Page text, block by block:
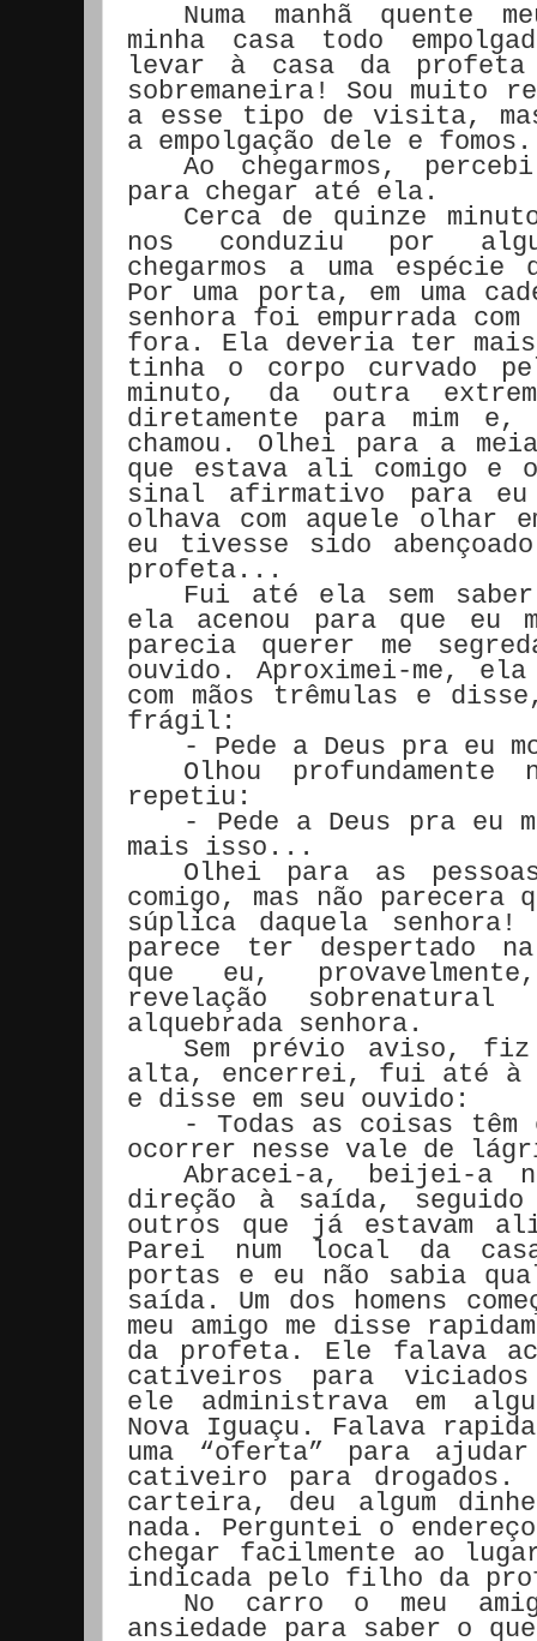
Numa manhã quente
minha casa todo
levar à casa da profeta
sobremaneira! Sou muito
a esse tipo de visita,
a empolgação dele e fomos.
Ao chegarmos,
para chegar até ela.
Cerca de quinze
nos conduziu por
chegarmos a uma
Por uma porta, em uma
senhora foi empurrada
fora. Ela deveria ter
tinha o corpo curvado
minuto, da outra
diretamente para mim e,
chamou. Olhei para a
que estava ali comigo e o
sinal afirmativo para
olhava com aquele olhar
eu tivesse sido
profeta...
Fui até ela sem
ela acenou para que eu
parecia querer me
ouvido. Aproximei-me, ela
com mãos trêmulas e
frágil:
- Pede a Deus pra eu
Olhou
repetiu:
- Pede a Deus pra eu
mais isso...
Olhei para as
comigo, mas não parecera
súplica daquela senhora!
parece ter despertado
que eu,
revelação
alquebrada senhora.
Sem prévio aviso, fiz
alta, encerrei, fui até à
e disse em seu ouvido:
- Todas as coisas têm
ocorrer nesse vale de
Abracei-a, beijei-a
direção à saída, seguido
outros que já estavam ali
Parei num local da
portas e eu não sabia
saída. Um dos homens
meu amigo me disse
da profeta. Ele falava
cativeiros para viciados
ele administrava em
Nova Iguaçu. Falava
uma “oferta” para ajudar
cativeiro para drogados.
carteira, deu algum
nada. Perguntei o
chegar facilmente ao
indicada pelo filho da
No carro o meu
ansiedade para saber o